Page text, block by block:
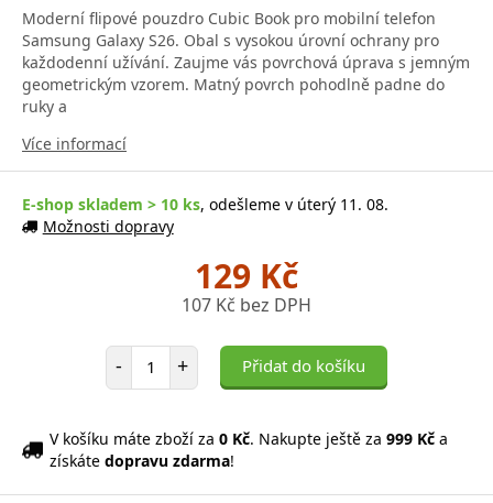
Moderní flipové pouzdro Cubic Book pro mobilní telefon
Samsung Galaxy S26. Obal s vysokou úrovní ochrany pro
každodenní užívání. Zaujme vás povrchová úprava s jemným
geometrickým vzorem. Matný povrch pohodlně padne do
ruky a
Více informací
E-shop skladem > 10 ks, odešleme v úterý 11. 08.
Možnosti dopravy
129 Kč
107 Kč bez DPH
- Počet položek
+ Přidat do košíku
V košíku máte zboží za 0 Kč. Nakupte ještě za 999 Kč a
získáte dopravu zdarma!